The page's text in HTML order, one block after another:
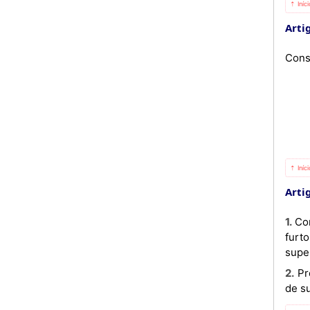
⇡
⇡
1. Considera -se idóneo para o exercício da actividade de mediação a pessoa que não tenha sido condenada por
2. Presume-se cumprir a condição de idoneidade, a pessoa que se encontre registada junto de qualquer órgão
de